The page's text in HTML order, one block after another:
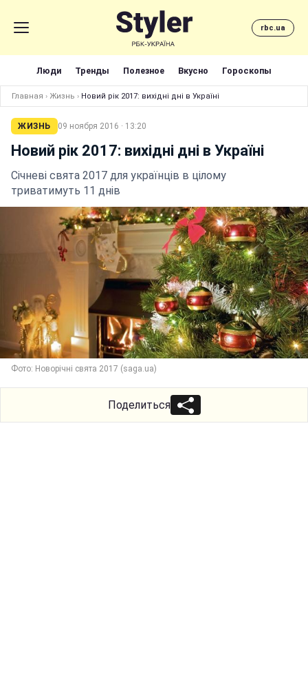
rbc.ua
Люди Тренды Полезное Вкусно Гороскопы
Главная › Жизнь › Новий рік 2017: вихідні дні в Україні
ЖИЗНЬ 09 ноября 2016 · 13:20
Новий рік 2017: вихідні дні в Україні
Січневі свята 2017 для українців в цілому
триватимуть 11 днів
Фото: Новорічні свята 2017 (saga.ua)
Поделиться